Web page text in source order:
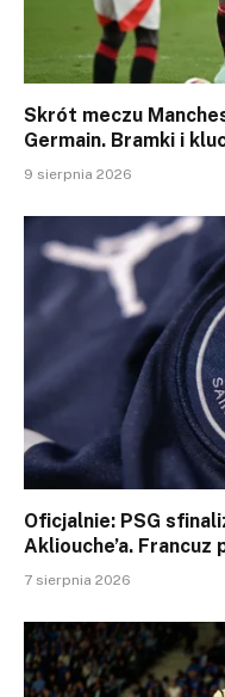
Skrót meczu
Germain. Bramki i
9 sierpnia 2026
Oficjalnie: PSG
Akliouche’a.
7 sierpnia 2026